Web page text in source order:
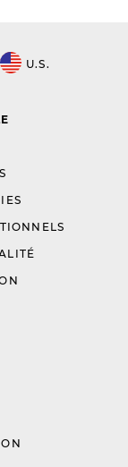
U.S.